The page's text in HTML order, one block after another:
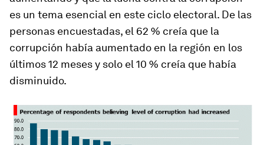
es un tema esencial en este ciclo electoral. De las
personas encuestadas, el 62 % creía que la
corrupción había aumentado en la región en los
últimos 12 meses y solo el 10 % creía que había
disminuido.